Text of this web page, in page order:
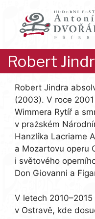
obsah
Robert
Robert Jindra
(2003). V roce
Wimmera Rytíř a
v pražském
Hanzlíka Lacriame
a Mozartovu operu
i světového
Don Giovanni a
V letech
v Ostravě, kde